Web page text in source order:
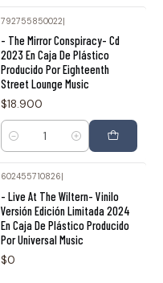
792755850022|
- The Mirror Conspiracy- Cd
2023 En Caja De Plástico
Producido Por Eighteenth
Street Lounge Music
$18.900
Cantidad
602455710826
- Live At The Wiltern- Vinilo
Versión Edición Limitada 2024
En Caja De Plástico Producido
Por Universal Music
$0